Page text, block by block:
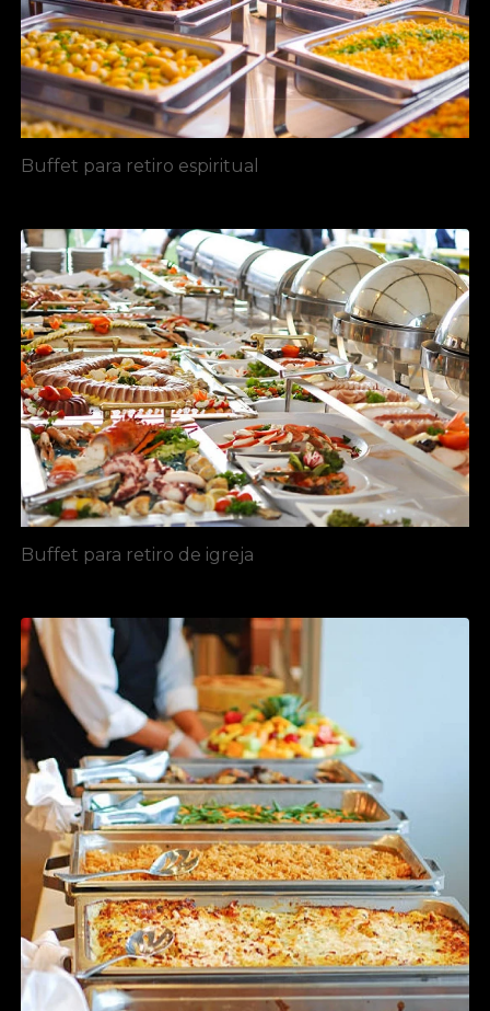
Buffet para retiro espiritual
Buffet para retiro de igreja